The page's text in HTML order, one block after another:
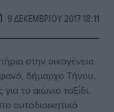
9 ΔΕΚΕΜΒΡΊΟΥ 2017 18:11
στην οικογένεια
δήμαρχο Τήνου,
το αιώνιο ταξίδι.
αυτοδιοικητικό